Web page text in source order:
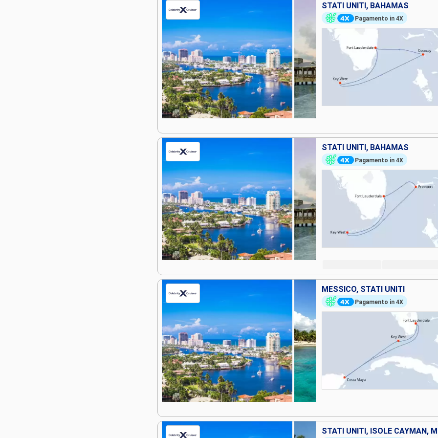
STATI UNITI, BAHAMAS
Pagamento in 4X
STATI UNITI, BAHAMAS
Pagamento in 4X
MESSICO, STATI UNITI
Pagamento in 4X
STATI UNITI, ISOLE CAYMAN,